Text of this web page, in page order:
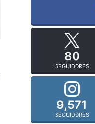
80
SEGUIDORES
9,571
SEGUIDORES